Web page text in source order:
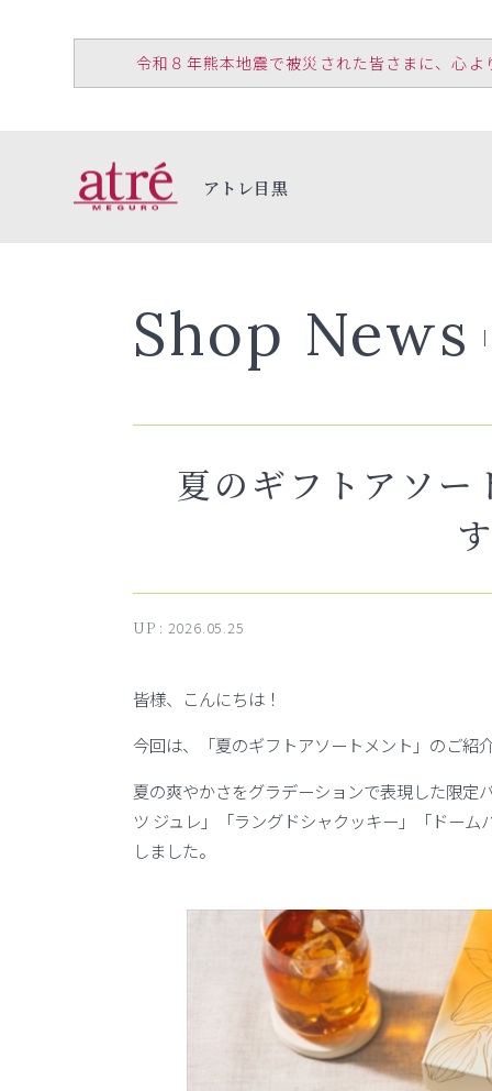
令和８年熊本地震で被災された皆さまに、心
アトレ目黒
Shop News
夏のギフトアソ
UP : 2026.05.25
皆様、こんにちは！
今回は、「夏のギフトアソートメント」のご紹
夏の爽やかさをグラデーションで表現した限定
ツ ジュレ」「ラングドシャクッキー」「ドー
しました。